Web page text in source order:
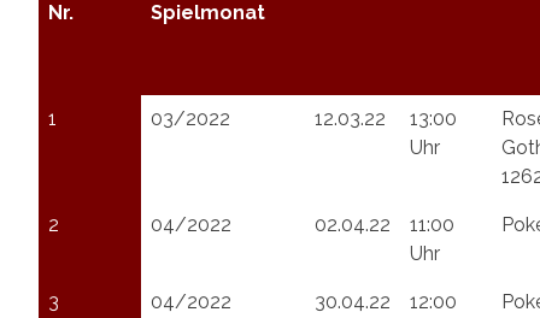
Nr.
Spielmonat
1 03/2022 12.03.22
13:00
Uhr
2 04/2022 02.04.22
11:00
Uhr
3 04/2022 30.04.22
12:00